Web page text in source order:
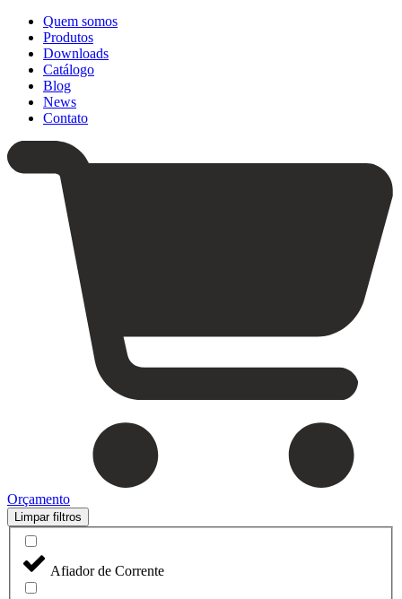
Quem somos
Produtos
Downloads
Catálogo
Blog
News
Contato
Orçamento
Limpar filtros
Afiador de Corrente